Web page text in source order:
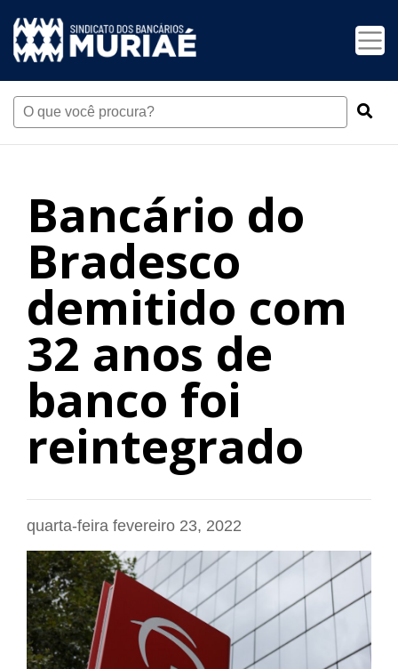
Bancário do
Bradesco
demitido com
32 anos de
banco foi
reintegrado
quarta-feira fevereiro 23, 2022